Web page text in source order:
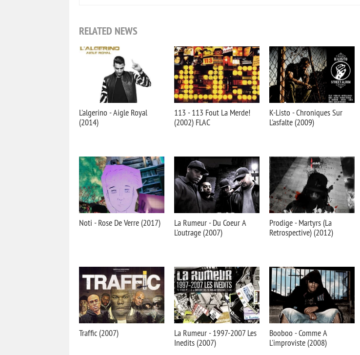
RELATED NEWS
L'algerino - Aigle Royal
(2014)
113 - 113 Fout La Merde!
(2002) FLAC
K-Listo - Chroniques Sur
L'asfalte (2009)
Noti - Rose De Verre (2017)
La Rumeur - Du Coeur A
L'outrage (2007)
Prodige - Martyrs (La
Retrospective) (2012)
Traffic (2007)
La Rumeur - 1997-2007 Les
Inedits (2007)
Booboo - Comme A
L'improviste (2008)